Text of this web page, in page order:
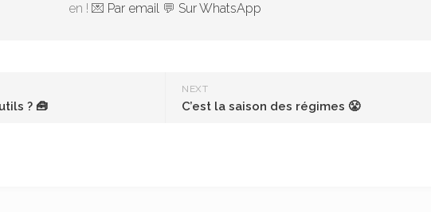
en ! 💌 Par email 💬 Sur WhatsApp
NEXT
C’est la saison des régimes 😤
? 🧰